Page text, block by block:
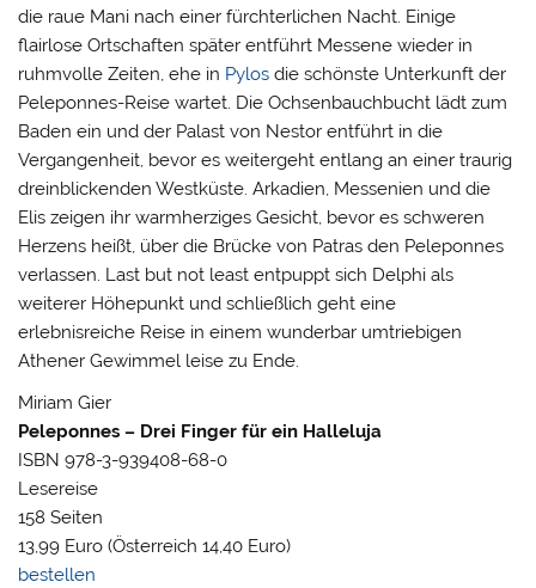
die raue Mani nach einer fürchterlichen Nacht. Einige
flairlose Ortschaften später entführt Messene wieder in
ruhmvolle Zeiten, ehe in Pylos die schönste Unterkunft der
Peleponnes-Reise wartet. Die Ochsenbauchbucht lädt zum
Baden ein und der Palast von Nestor entführt in die
Vergangenheit, bevor es weitergeht entlang an einer traurig
dreinblickenden Westküste. Arkadien, Messenien und die
Elis zeigen ihr warmherziges Gesicht, bevor es schweren
Herzens heißt, über die Brücke von Patras den Peleponnes
verlassen. Last but not least entpuppt sich Delphi als
weiterer Höhepunkt und schließlich geht eine
erlebnisreiche Reise in einem wunderbar umtriebigen
Athener Gewimmel leise zu Ende.
Miriam Gier
Peleponnes – Drei Finger für ein Halleluja
ISBN 978-3-939408-68-0
Lesereise
158 Seiten
13,99 Euro (Österreich 14,40 Euro)
bestellen